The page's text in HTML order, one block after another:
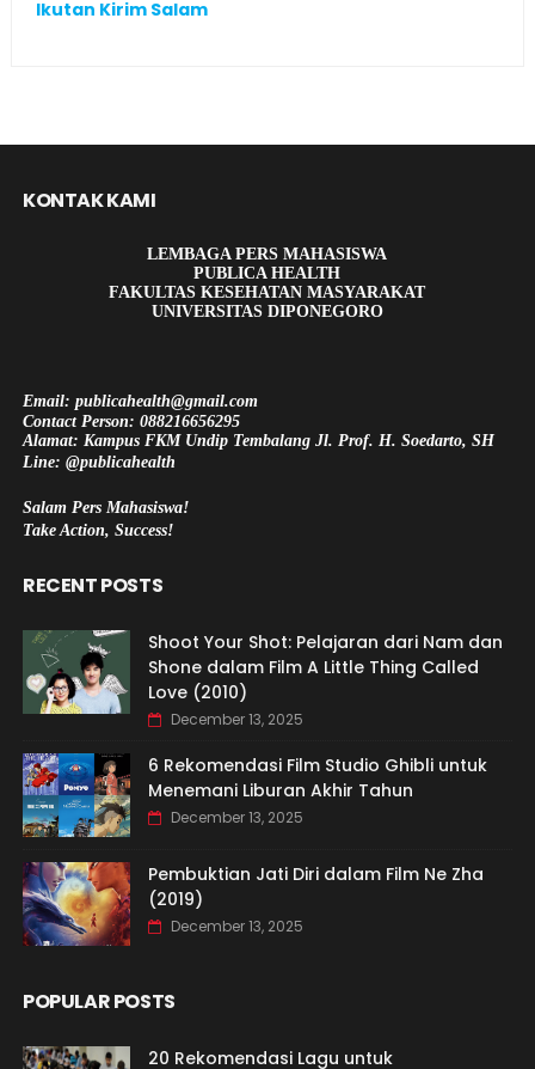
Ikutan Kirim Salam
KONTAK KAMI
LEMBAGA PERS MAHASISWA
PUBLICA HEALTH
FAKULTAS KESEHATAN MASYARAKAT
UNIVERSITAS DIPONEGORO
Email: publicahealth@gmail.com
Contact Person: 088216656295
Alamat: Kampus FKM Undip Tembalang Jl. Prof. H. Soedarto, SH
Line: @publicahealth
Salam Pers Mahasiswa!
Take Action, Success!
RECENT POSTS
Shoot Your Shot: Pelajaran dari Nam dan
Shone dalam Film A Little Thing Called
Love (2010)
December 13, 2025
6 Rekomendasi Film Studio Ghibli untuk
Menemani Liburan Akhir Tahun
December 13, 2025
Pembuktian Jati Diri dalam Film Ne Zha
(2019)
December 13, 2025
POPULAR POSTS
20 Rekomendasi Lagu untuk